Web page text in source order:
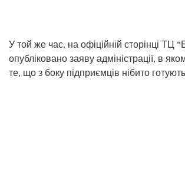
У той же час, на офіційній сторінці ТЦ
опубліковано заяву адміністрації, в
те, що з боку підприємців нібито